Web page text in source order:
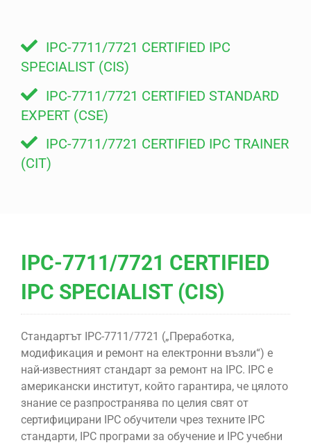
IPC-7711/7721 CERTIFIED IPC
SPECIALIST (CIS)
IPC-7711/7721 CERTIFIED STANDARD
EXPERT (CSE)
IPC-7711/7721 CERTIFIED IPC TRAINER
(CIT)
IPC-7711/7721 CERTIFIED
IPC SPECIALIST (CIS)
Стандартът IPC-7711/7721 („Преработка,
модификация и ремонт на електронни възли“) е
най-известният стандарт за ремонт на IPC. IPC е
американски институт, който гарантира, че цялото
знание се разпространява по целия свят от
сертифицирани IPC обучители чрез техните IPC
стандарти, IPC програми за обучение и IPC учебни